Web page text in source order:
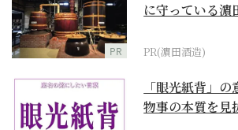
PR
に守っている濵
PR(濵田酒造)
「眼光紙背」
物事の本質を見